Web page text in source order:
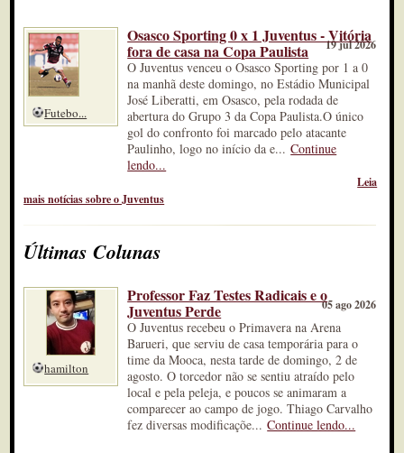
Futebo...
Osasco Sporting 0 x 1 Juventus - Vitória
fora de casa na Copa Paulista 19 jul 2026
O Juventus venceu o Osasco Sporting por 1 a 0
na manhã deste domingo, no Estádio Municipal
José Liberatti, em Osasco, pela rodada de
abertura do Grupo 3 da Copa Paulista.O único
gol do confronto foi marcado pelo atacante
Paulinho, logo no início da e...Continue
lendo...
Leia
mais notícias sobre o Juventus
Últimas Colunas
hamilton
Professor Faz Testes Radicais e o
Juventus Perde 05 ago 2026
O Juventus recebeu o Primavera na Arena
Barueri, que serviu de casa temporária para o
time da Mooca, nesta tarde de domingo, 2 de
agosto. O torcedor não se sentiu atraído pelo
local e pela peleja, e poucos se animaram a
comparecer ao campo de jogo. Thiago Carvalho
fez diversas modificaçõe...Continue lendo...